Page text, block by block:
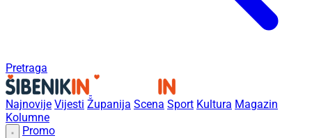
Pretraga
Najnovije Vijesti Županija Scena Sport Kultura Magazin
Kolumne
Promo